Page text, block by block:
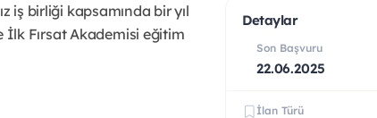
iş birliği kapsamında bir yıl
İlk Fırsat Akademisi eğitim
Detaylar
Son Başvuru
22.06.2025
İlan Türü